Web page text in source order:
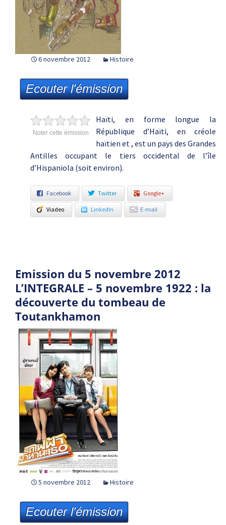
6 novembre 2012 Histoire
Ecouter l'émission
Noter cette émission
Haïti, en forme longue la
République d’Haïti, en créole
haïtien et , est un pays des Grandes
Antilles occupant le tiers occidental de l’île
d’Hispaniola (soit environ).
Facebook Twitter Google+
Viadeo LinkedIn E-mail
Emission du 5 novembre 2012
L’INTEGRALE – 5 novembre 1922 : la
découverte du tombeau de
Toutankhamon
5 novembre 2012 Histoire
Ecouter l'émission